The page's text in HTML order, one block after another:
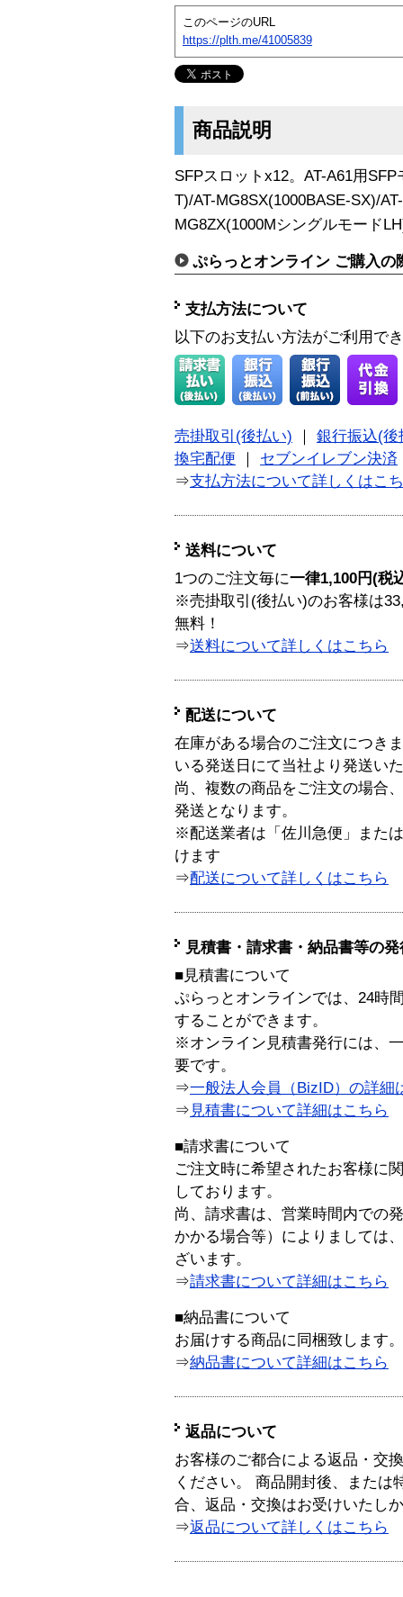
このページのURL
https://plth.me/41005839
商品説明
SFPスロットx12。AT-A61用
T)/AT-MG8SX(1000BASE-SX)/
MG8ZX(1000Mシングルモード
ぷらっとオンライン ご購入の
支払方法について
以下のお支払い方法がご利用で
売掛取引(後払い)
銀行振込(後
換宅配便
セブンイレブン決済
⇒支払方法について詳しくはこ
送料について
1つのご注文毎に一律1,100円(税
※売掛取引(後払い)のお客様は
無料！
⇒送料について詳しくはこちら
配送について
在庫がある場合のご注文につき
いる発送日にて当社より発送い
尚、複数の商品をご注文の場合
発送となります。
※配送業者は「佐川急便」また
けます
⇒配送について詳しくはこちら
見積書・請求書・納品書等の
■見積書について
ぷらっとオンラインでは、24時
することができます。
※オンライン見積書発行には、
要です。
⇒一般法人会員（BizID）の詳細
⇒ 見積書について詳細はこちら
■請求書について
ご注文時に希望されたお客様に
しております。
尚、請求書は、営業時間内での
かかる場合等）によりましては
ざいます。
⇒請求書について詳細はこちら
■納品書について
お届けする商品に同梱致します。
⇒納品書について詳細はこちら
返品について
お客様のご都合による返品・交
ください。 商品開封後、または
合、返品・交換はお受けいたし
⇒返品について詳しくはこちら